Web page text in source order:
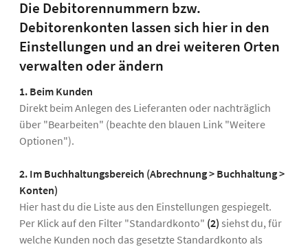
Die Debitorennummern bzw.
Debitorenkonten lassen sich hier in den
Einstellungen und an drei weiteren Orten
verwalten oder ändern
1. Beim Kunden
Direkt beim Anlegen des Lieferanten oder nachträglich
über "Bearbeiten" (beachte den blauen Link "Weitere
Optionen").
2. Im Buchhaltungsbereich (Abrechnung > Buchhaltung >
Konten)
Hier hast du die Liste aus den Einstellungen gespiegelt.
Per Klick auf den Filter "Standardkonto" (2) siehst du, für
welche Kunden noch das gesetzte Standardkonto als